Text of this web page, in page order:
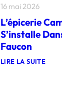
16 mai 2026
L’épicerie
S’installe
Faucon
LIRE LA SUITE